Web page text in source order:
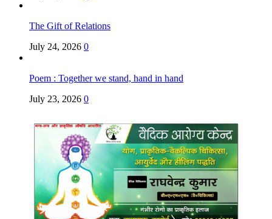
The Gift of Relations
July 24, 2026 0
Poem : Together we stand, hand in hand
July 23, 2026 0